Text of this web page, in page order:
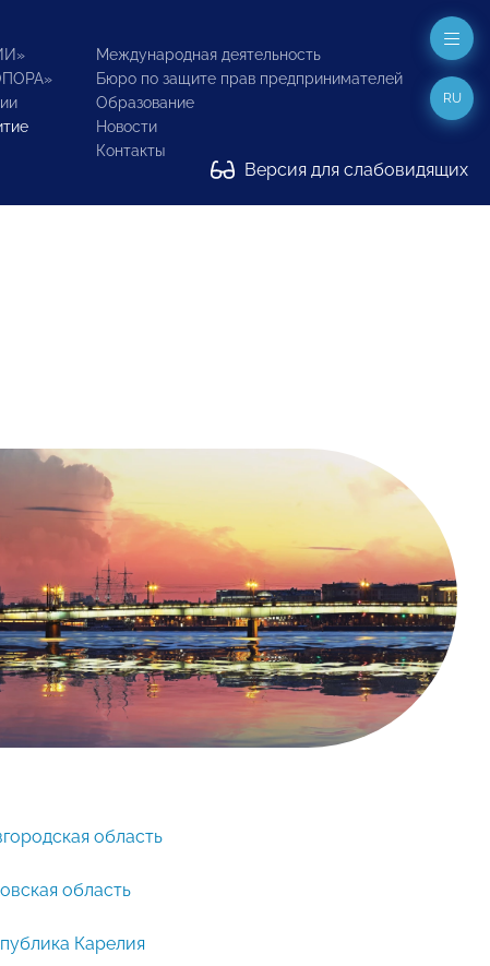
Международная деятельность
Бюро по защите прав предпринимателей
Образование
Новости
Контакты
Версия для слабовидящих
RU
область
область
Карелия